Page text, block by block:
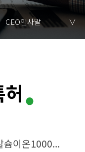
CEO인사말 ∨
.
슘이온1000...